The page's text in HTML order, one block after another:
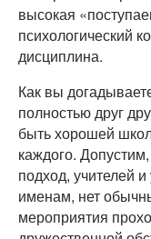
высокая
психологический
дисциплина.
Как вы
полностью друг
быть хорошей
каждого.
подход, учителей
именам, нет
мероприятия